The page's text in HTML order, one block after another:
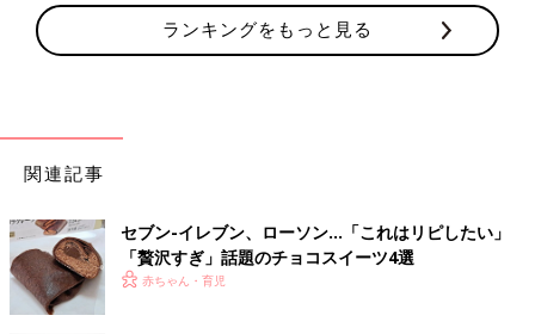
ランキングをもっと見る
関連記事
セブン-イレブン、ローソン…「これはリピしたい」
「贅沢すぎ」話題のチョコスイーツ4選
赤ちゃん・育児